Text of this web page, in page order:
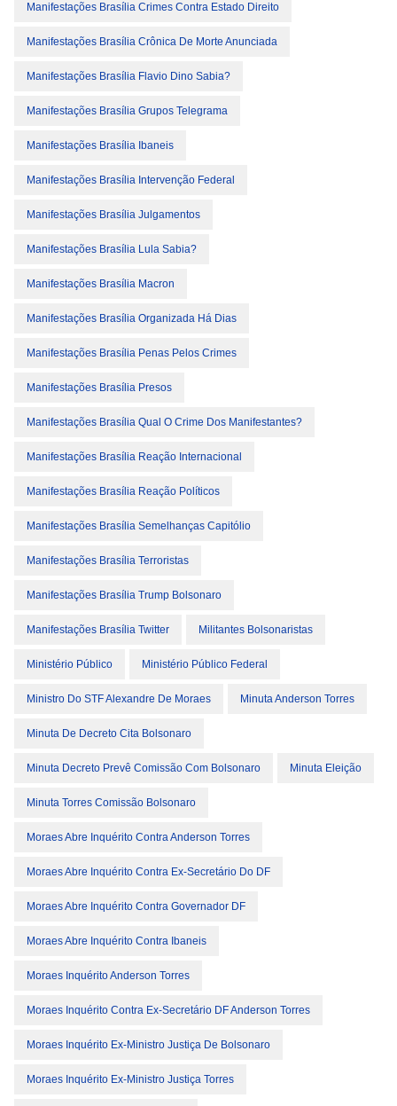
Manifestações Brasília Crimes Contra Estado Direito
Manifestações Brasília Crônica De Morte Anunciada
Manifestações Brasília Flavio Dino Sabia?
Manifestações Brasília Grupos Telegrama
Manifestações Brasília Ibaneis
Manifestações Brasília Intervenção Federal
Manifestações Brasília Julgamentos
Manifestações Brasília Lula Sabia?
Manifestações Brasília Macron
Manifestações Brasília Organizada Há Dias
Manifestações Brasília Penas Pelos Crimes
Manifestações Brasília Presos
Manifestações Brasília Qual O Crime Dos Manifestantes?
Manifestações Brasília Reação Internacional
Manifestações Brasília Reação Políticos
Manifestações Brasília Semelhanças Capitólio
Manifestações Brasília Terroristas
Manifestações Brasília Trump Bolsonaro
Manifestações Brasília Twitter Militantes Bolsonaristas
Ministério Público Ministério Público Federal
Ministro Do STF Alexandre De Moraes Minuta Anderson Torres
Minuta De Decreto Cita Bolsonaro
Minuta Decreto Prevê Comissão Com Bolsonaro Minuta Eleição
Minuta Torres Comissão Bolsonaro
Moraes Abre Inquérito Contra Anderson Torres
Moraes Abre Inquérito Contra Ex-Secretário Do DF
Moraes Abre Inquérito Contra Governador DF
Moraes Abre Inquérito Contra Ibaneis
Moraes Inquérito Anderson Torres
Moraes Inquérito Contra Ex-Secretário DF Anderson Torres
Moraes Inquérito Ex-Ministro Justiça De Bolsonaro
Moraes Inquérito Ex-Ministro Justiça Torres